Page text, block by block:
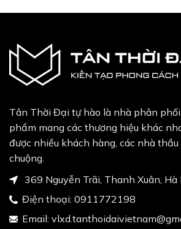
Tân Thời Đại tự hào là nhà phân
phẩm mang các thương hiệu khác
được nhiều khách hàng, các nhà
chuộng.
369 Nguyễn Trãi, Thanh Xuân, Hà
Điện thoại: 0911772198
Email: